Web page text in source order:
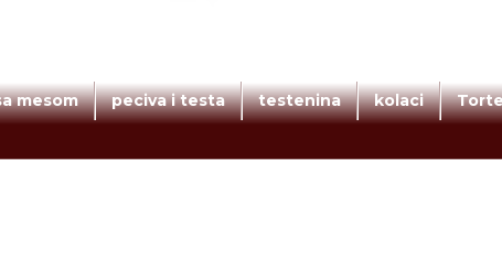
mesom peciva i testa testenina kolaci